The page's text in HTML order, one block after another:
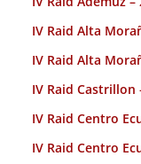
IV Raid Alta
IV Raid Alta
IV Raid Castrillon
IV Raid Centro
IV Raid Centro